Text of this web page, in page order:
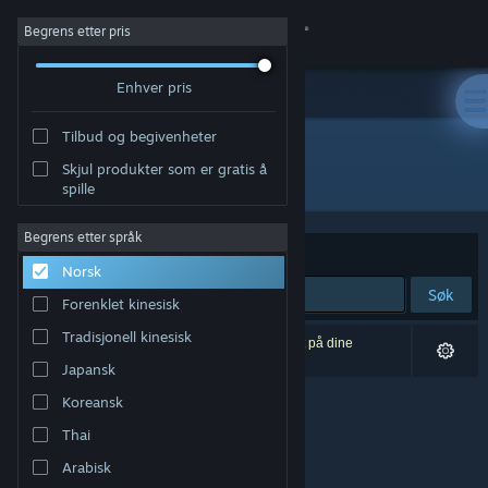
Logg inn
Om
Kundestøtte
Bytt språk
Skaff deg Steam-appen på mobil
Vis skrivebordsversjon
Begrens etter pris
Enhver pris
Tilbud og begivenheter
Skjul produkter som er gratis å
spille
Begrens etter språk
Norsk
Forenklet kinesisk
Tradisjonell kinesisk
Japansk
Koreansk
Thai
Arabisk
Utgiver: TamaniDamani
Sorter etter Relevans
Søk
0 treff på søket. 1 produkt er blitt utelukket basert på dine
innstillinger.